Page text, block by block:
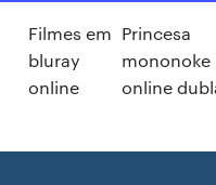
Filmes em
bluray
online
Princesa
mononoke
online